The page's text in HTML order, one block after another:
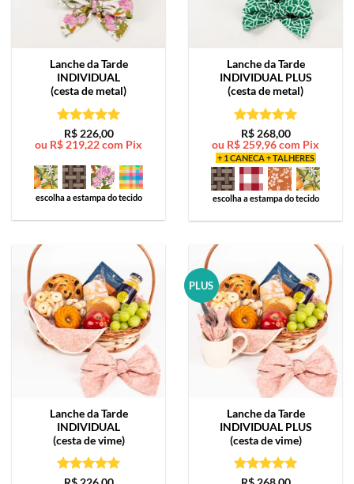
Lanche da Tarde
INDIVIDUAL
(cesta de metal)
Avaliação5
de 5
R$226,00
ou R$ 219,22com Pix
escolha a estampa do tecido
Lanche da Tarde
INDIVIDUAL PLUS
(cesta de metal)
Avaliação5
de 5
R$268,00
ou R$ 259,96com Pix
+ 1 CANECA + TALHERES
escolha a estampa do tecido
Lanche da Tarde
INDIVIDUAL
(cesta de vime)
PLUS
Lanche da Tarde
INDIVIDUAL PLUS
(cesta de vime)